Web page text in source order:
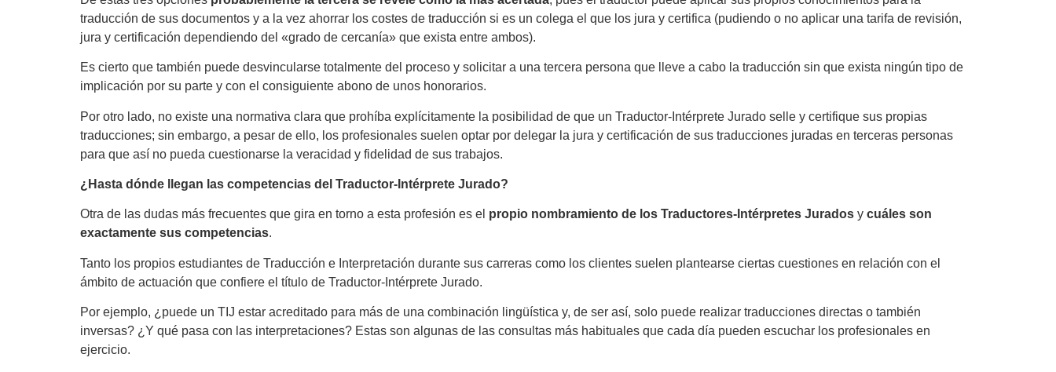
traducción de sus documentos y a la vez ahorrar los costes de traducción si es un colega el que los jura y certifica (pudiendo o no aplicar una tarifa de revisión,
jura y certificación dependiendo del «grado de cercanía» que exista entre ambos).
Es cierto que también puede desvincularse totalmente del proceso y solicitar a una tercera persona que lleve a cabo la traducción sin que exista ningún tipo de
implicación por su parte y con el consiguiente abono de unos honorarios.
Por otro lado, no existe una normativa clara que prohíba explícitamente la posibilidad de que un Traductor-Intérprete Jurado selle y certifique sus propias
traducciones; sin embargo, a pesar de ello, los profesionales suelen optar por delegar la jura y certificación de sus traducciones juradas en terceras personas
para que así no pueda cuestionarse la veracidad y fidelidad de sus trabajos.
¿Hasta dónde llegan las competencias del Traductor-Intérprete Jurado?
Otra de las dudas más frecuentes que gira en torno a esta profesión es el propio nombramiento de los Traductores-Intérpretes Jurados y cuáles son
exactamente sus competencias.
Tanto los propios estudiantes de Traducción e Interpretación durante sus carreras como los clientes suelen plantearse ciertas cuestiones en relación con el
ámbito de actuación que confiere el título de Traductor-Intérprete Jurado.
Por ejemplo, ¿puede un TIJ estar acreditado para más de una combinación lingüística y, de ser así, solo puede realizar traducciones directas o también
inversas? ¿Y qué pasa con las interpretaciones? Estas son algunas de las consultas más habituales que cada día pueden escuchar los profesionales en
ejercicio.